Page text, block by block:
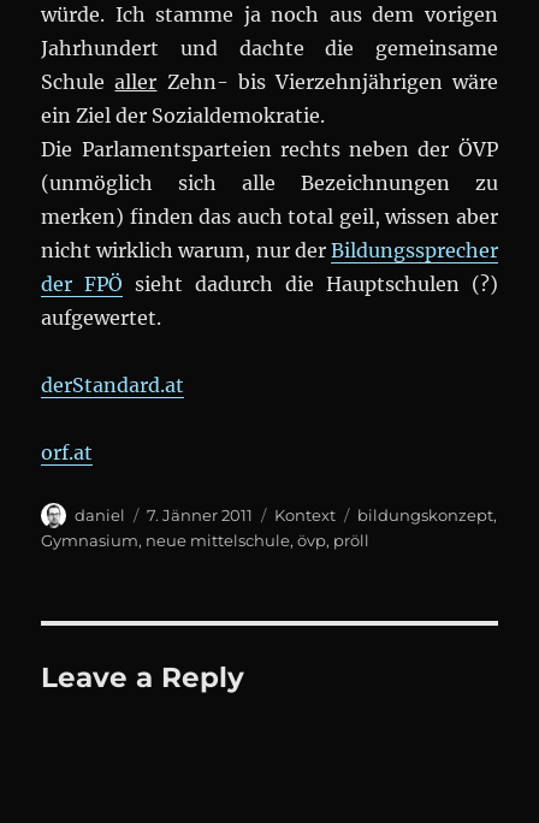
würde. Ich stamme ja noch aus dem vorigen
Jahrhundert und dachte die gemeinsame
Schulealler Zehn- bis Vierzehnjährigen wäre
ein Ziel der Sozialdemokratie.
Die Parlamentsparteien rechts neben der ÖVP
(unmöglich sich alle Bezeichnungen zu
merken) finden das auch total geil, wissen aber
nicht wirklich warum, nur der Bildungssprecher
der FPÖ sieht dadurch die Hauptschulen (?)
aufgewertet.
derStandard.at
orf.at
Author
daniel
Posted
on
7. Jänner 2011 Categories
Kontext Tags
bildungskonzept,
Gymnasium, neue mittelschule,övp, pröll
Leave a Reply